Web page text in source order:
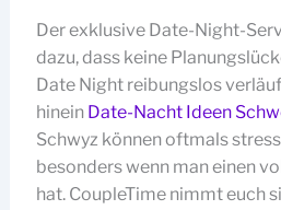
Der exklusive Date-Night-
dazu, dass keine
Date Night reibungslos
hinein Date-Nacht Ideen
Schwyz können oftmals
besonders wenn man einen
hat. CoupleTime nimmt euch